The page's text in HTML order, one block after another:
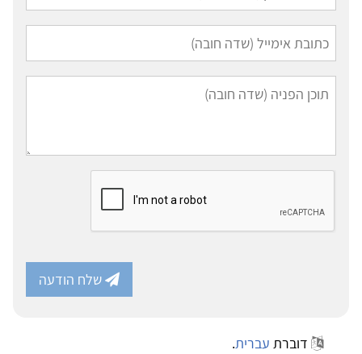
שלח הודעה
דוברת עברית.